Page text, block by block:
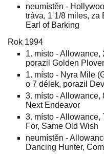
neumístěn -
tráva, 1 1/8 miles, za
Earl of Barking
Rok 1994
1. místo - Allowance,
porazil Golden
1. místo - Nyra Mile
o 7 délek, porazil
3. místo - Allowance,
Next Endeavor
3. místo - Allowance,
For, Same Old Wish
neumístěn -
Dancing Hunter,